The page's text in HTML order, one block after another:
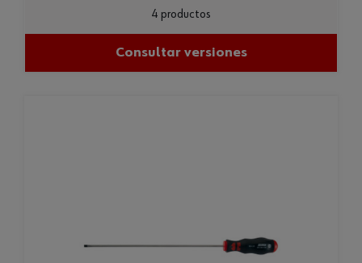
4 productos
Consultar versiones